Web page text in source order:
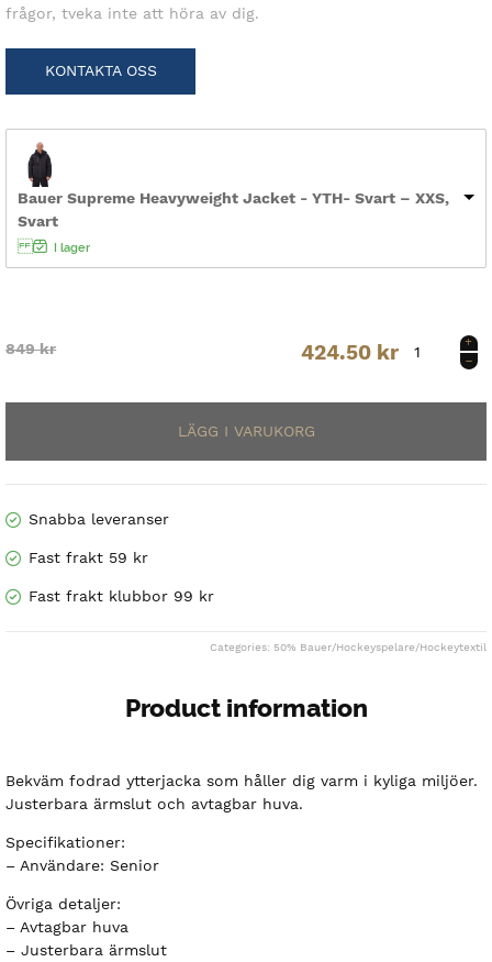
frågor, tveka inte att höra av dig.
KONTAKTA OSS
Bauer Supreme Heavyweight Jacket - YTH- Svart – XXS,
Svart
I lager
849kr
Original
was:
424.50 kr
Current
is:
Supreme
Heavyweight
Snabba leveranser
Fast frakt 59 kr
Fast frakt klubbor 99 kr
Categories: 50% Bauer/Hockeyspelare/Hockeytextil
Product information
Bekväm fodrad ytterjacka som håller dig varm i kyliga miljöer.
Justerbara ärmslut och avtagbar huva.
Specifikationer:
– Användare: Senior
Övriga detaljer:
– Avtagbar huva
– Justerbara ärmslut